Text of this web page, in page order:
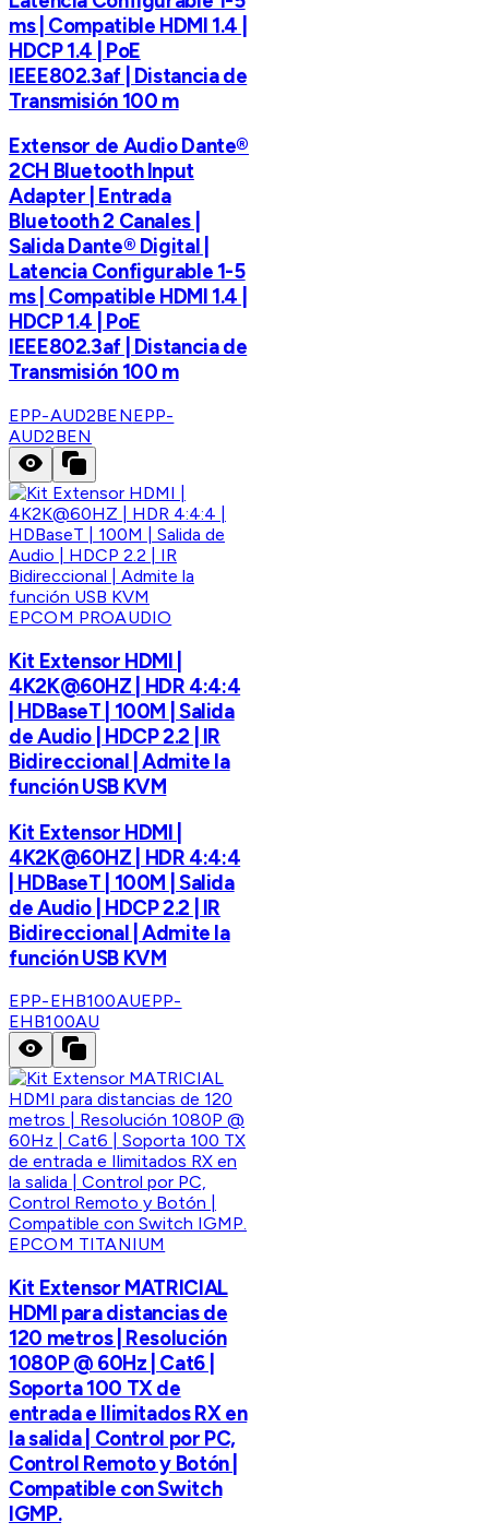
ms | Compatible HDMI 1.4 |
HDCP 1.4 | PoE
IEEE802.3af | Distancia de
Transmisión 100 m
Extensor de Audio Dante®
2CH Bluetooth Input
Adapter | Entrada
Bluetooth 2 Canales |
Salida Dante® Digital |
Latencia Configurable 1-5
ms | Compatible HDMI 1.4 |
HDCP 1.4 | PoE
IEEE802.3af | Distancia de
Transmisión 100 m
EPP-AUD2BENEPP-
AUD2BEN
EPCOM PROAUDIO
Kit Extensor HDMI |
4K2K@60HZ | HDR 4:4:4
| HDBaseT | 100M | Salida
de Audio | HDCP 2.2 | IR
Bidireccional | Admite la
función USB KVM
Kit Extensor HDMI |
4K2K@60HZ | HDR 4:4:4
| HDBaseT | 100M | Salida
de Audio | HDCP 2.2 | IR
Bidireccional | Admite la
función USB KVM
EPP-EHB100AUEPP-
EHB100AU
EPCOM TITANIUM
Kit Extensor MATRICIAL
HDMI para distancias de
120 metros | Resolución
1080P @ 60Hz | Cat6 |
Soporta 100 TX de
entrada e Ilimitados RX en
la salida | Control por PC,
Control Remoto y Botón |
Compatible con Switch
IGMP.